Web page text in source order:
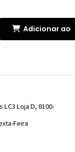
Adicionar ao
LC3 Loja D, 8100-
Feira